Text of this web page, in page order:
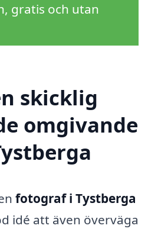
gratis och utan
skicklig
omgivande
fotograf i Tystberga
idé att även överväga